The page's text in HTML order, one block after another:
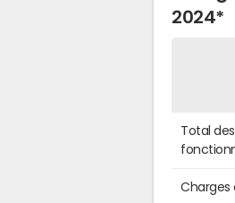
2024*
Total
Charges